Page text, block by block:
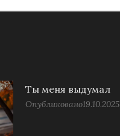
Ты меня выдумал
Опубликовано19.10.2025